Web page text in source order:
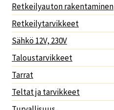
Retkeilyauton rakentaminen
Retkeilytarvikkeet
Sähkö 12V, 230V
Taloustarvikkeet
Tarrat
Teltat ja tarvikkeet